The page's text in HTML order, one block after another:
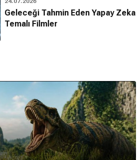
Geleceği Tahmin Eden Yapay Zeka
Temalı Filmler